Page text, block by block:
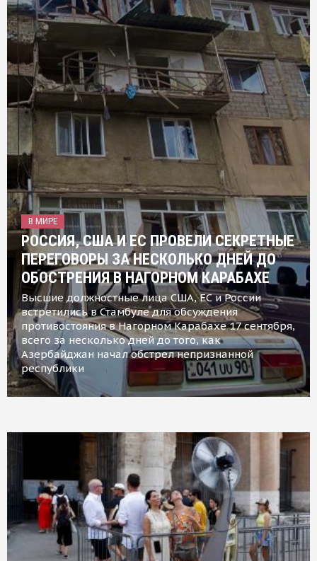
В МИРЕ
РОССИЯ, США И ЕС ПРОВЕЛИ СЕКРЕТНЫЕ
ПЕРЕГОВОРЫ ЗА НЕСКОЛЬКО ДНЕЙ ДО
ОБОСТРЕНИЯ В НАГОРНОМ КАРАБАХЕ
Высшие должностные лица США, ЕС и России
встретились в Стамбуле для обсуждения
противостояния в Нагорном Карабахе 17 сентября,
всего за несколько дней до того, как
Азербайджан начал обстрел непризнанной
республики